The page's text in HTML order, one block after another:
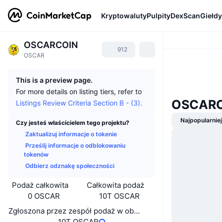
KryptowalutyPulpityDexScanGiełdy
OSCARCOIN
OSCAR
912
This is a preview page.
For more details on listing tiers, refer to
Listings Review Criteria Section B - (3).
Czy jesteś właścicielem tego projektu?
Zaktualizuj informacje o tokenie
Prześlij informacje o odblokowaniu
tokenów
Odbierz odznakę społeczności
Podaż całkowita
0 OSCAR
Całkowita podaż
10T OSCAR
Zgłoszona przez zespół podaż w obiegu